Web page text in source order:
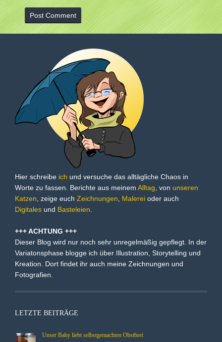
Hier schreibe ich und versuche das alltägliche Chaos in
Worte zu fassen. Berichte aus meinem Alltag , von unseren
Katzen , zeige euch Zeichnungen Malerei oder auch
Digitales und Basteleien
+++ ACHTUNG +++
Dieser Blog wird nur noch sehr unregelmäßig gepflegt. In der
Variatonsphase blogge ich über Illustration, Storytelling und
Kreation. Dort findet ihr auch meine Zeichnungen und
Fotografien.
LETZTE BEITRÄGE
Unser Baby liebt selbstgemachten Obstbrei